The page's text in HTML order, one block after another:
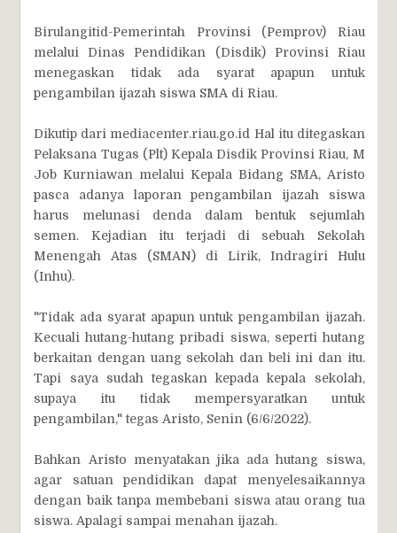
Birulangitid-Pemerintah Provinsi (Pemprov) Riau
melalui Dinas Pendidikan (Disdik) Provinsi Riau
menegaskan tidak ada syarat apapun untuk
pengambilan ijazah siswa SMA di Riau.
Dikutip dari mediacenter.riau.go.id Hal itu ditegaskan
Pelaksana Tugas (Plt) Kepala Disdik Provinsi Riau, M
Job Kurniawan melalui Kepala Bidang SMA, Aristo
pasca adanya laporan pengambilan ijazah siswa
harus melunasi denda dalam bentuk sejumlah
semen. Kejadian itu terjadi di sebuah Sekolah
Menengah Atas (SMAN) di Lirik, Indragiri Hulu
(Inhu).
"Tidak ada syarat apapun untuk pengambilan ijazah.
Kecuali hutang-hutang pribadi siswa, seperti hutang
berkaitan dengan uang sekolah dan beli ini dan itu.
Tapi saya sudah tegaskan kepada kepala sekolah,
supaya itu tidak mempersyaratkan untuk
pengambilan," tegas Aristo, Senin (6/6/2022).
Bahkan Aristo menyatakan jika ada hutang siswa,
agar satuan pendidikan dapat menyelesaikannya
dengan baik tanpa membebani siswa atau orang tua
siswa. Apalagi sampai menahan ijazah.